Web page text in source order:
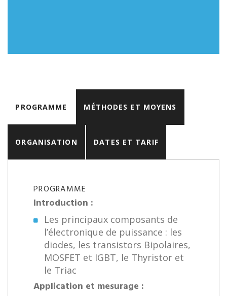
PROGRAMME MÉTHODES ET MOYENS
ORGANISATION DATES ET TARIF
PROGRAMME
Introduction :
Les principaux composants de
l’électronique de puissance : les
diodes, les transistors Bipolaires,
MOSFET et IGBT, le Thyristor et
le Triac
Application et mesurage :